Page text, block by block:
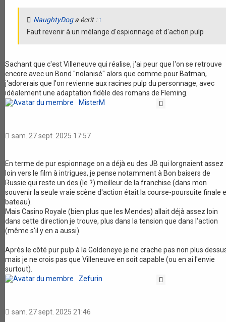
NaughtyDoga écrit : ↑
Faut revenir à un mélange d'espionnage et d'action pulp
Sachant que c'est Villeneuve qui réalise, j'ai peur que l'on se retrouve
encore avec un Bond "nolanisé" alors que comme pour Batman,
j'adorerais que l'on revienne aux racines pulp du personnage, avec
idéalement une adaptation fidèle des romans de Fleming.
MisterM
sam. 27 sept. 2025 17:57
En terme de pur espionnage on a déjà eu des JB qui lorgnaient assez
loin vers le film à intrigues, je pense notamment à Bon baisers de
Russie qui reste un des (le ?) meilleur de la franchise (dans mon
souvenir la seule vraie scène d'action était la course-poursuite finale
bateau).
Mais Casino Royale (bien plus que les Mendes) allait déjà assez loin
dans cette direction je trouve, plus dans la tension que dans l'action
(même s'il y en a aussi).
Après le côté pur pulp à la Goldeneye je ne crache pas non plus
mais je ne crois pas que Villeneuve en soit capable (ou en ai l'envie
surtout).
Zefurin
sam. 27 sept. 2025 21:46